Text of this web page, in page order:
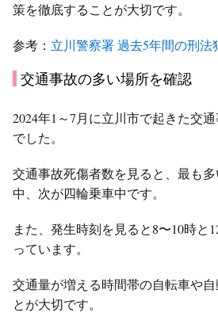
策を徹底することが大切です。
参考： 立川警察署 過去5年間の刑法
交通事故の多い場所を確認
2024年1～7月に立川市で起きた交
でした。
交通事故死傷者数を見ると、最も
中、次が四輪乗車中です。
また、発生時刻を見ると8〜10時と
っています。
交通量が増える時間帯の自転車や
とが大切です。